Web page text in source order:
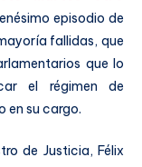
episodio de
fallidas, que
que lo
el régimen de
en su cargo.
de Justicia, Félix